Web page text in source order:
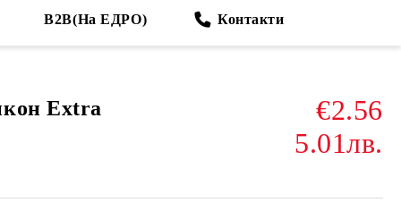
B2B(На ЕДРО) Контакти
Extra
€2.56
5.01лв.